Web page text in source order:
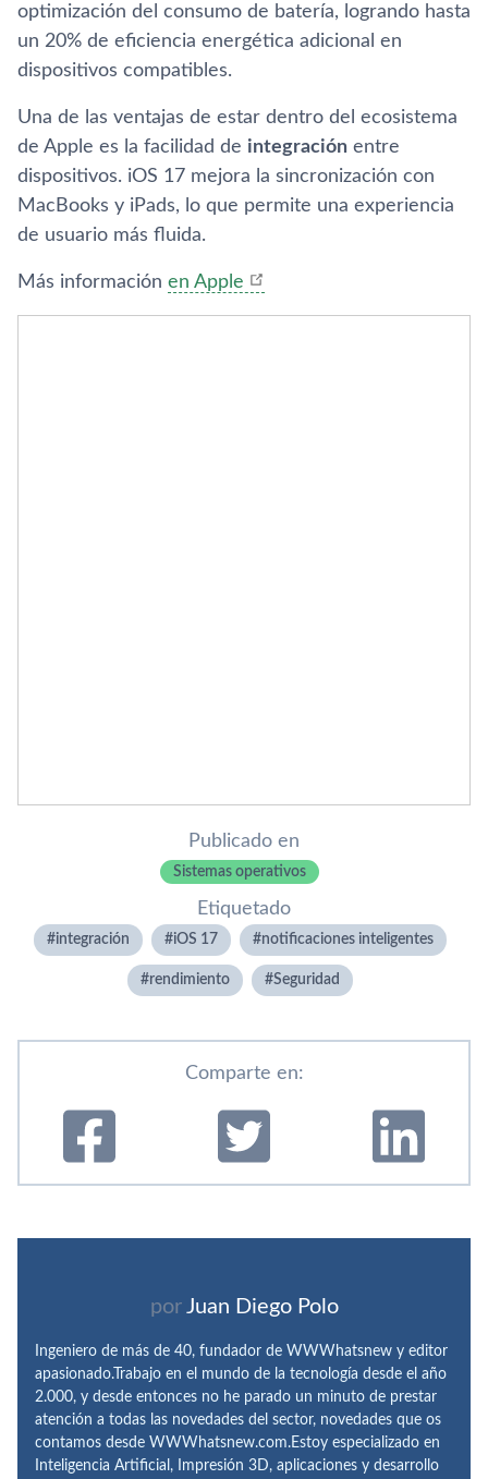
optimización del consumo de batería, logrando hasta
un 20% de eficiencia energética adicional en
dispositivos compatibles.
Una de las ventajas de estar dentro del ecosistema
de Apple es la facilidad de integración entre
dispositivos. iOS 17 mejora la sincronización con
MacBooks y iPads, lo que permite una experiencia
de usuario más fluida.
Más información en Apple
Publicado en
Sistemas operativos
Etiquetado
integración iOS 17 notificaciones inteligentes
rendimiento Seguridad
Comparte en:
por Juan Diego Polo
Ingeniero de más de 40, fundador de WWWhatsnew y editor
apasionado.Trabajo en el mundo de la tecnología desde el año
2.000, y desde entonces no he parado un minuto de prestar
atención a todas las novedades del sector, novedades que os
contamos desde WWWhatsnew.com.Estoy especializado en
Inteligencia Artificial, Impresión 3D, aplicaciones y desarrollo